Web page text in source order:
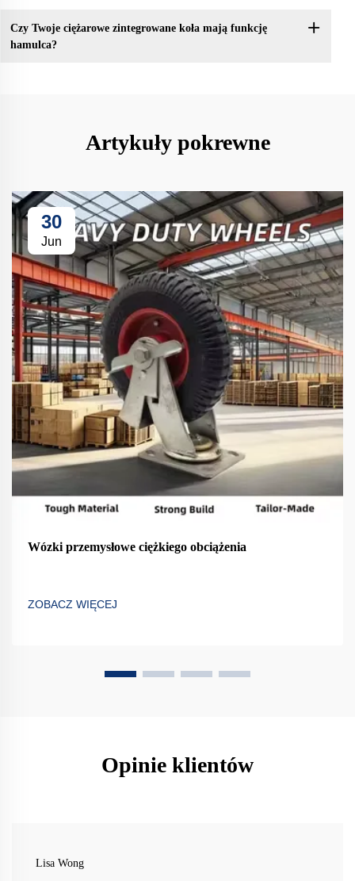
Czy Twoje ciężarowe zintegrowane koła mają funkcję
hamulca?
Artykuły pokrewne
30
Jun
Wózki przemysłowe ciężkiego obciążenia
ZOBACZ WIĘCEJ
Opinie klientów
Lisa Wong